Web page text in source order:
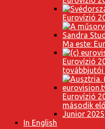
Eurovízió
Ma este:
Eurovízió
továbbjutói
Eurovízió
második
Junior 2025
In English